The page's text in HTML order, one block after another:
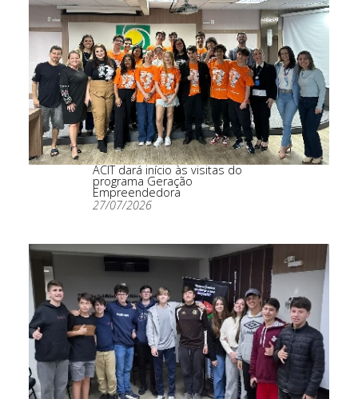
ACIT dará início às visitas do
programa Geração
Empreendedora
27/07/2026